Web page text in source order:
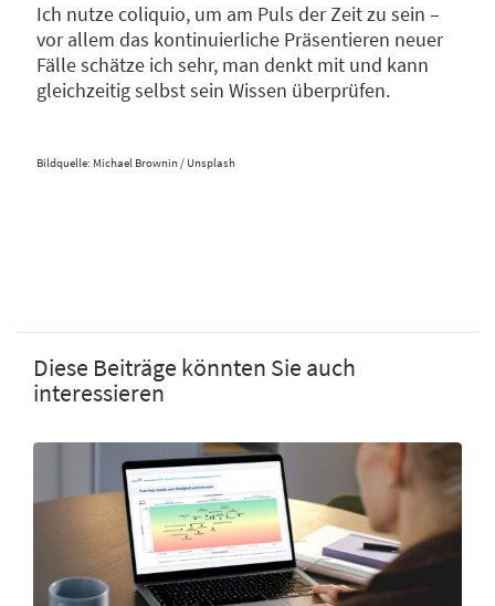
Ich nutze coliquio, um am Puls der Zeit zu sein –
vor allem das kontinuierliche Präsentieren neuer
Fälle schätze ich sehr, man denkt mit und kann
gleichzeitig selbst sein Wissen überprüfen.
Bildquelle: Michael Brownin / Unsplash
Diese Beiträge könnten Sie auch
interessieren